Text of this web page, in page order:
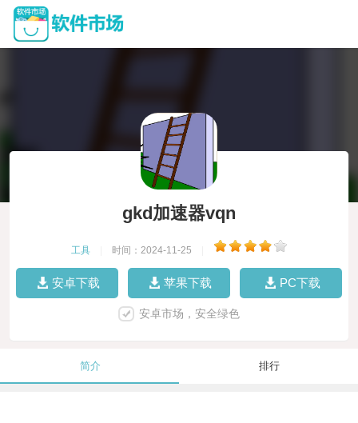
gkd加速器vqn
工具 时间：2024-11-25
安卓下载 苹果下载 PC下载
安卓市场，安全绿色
简介 排行